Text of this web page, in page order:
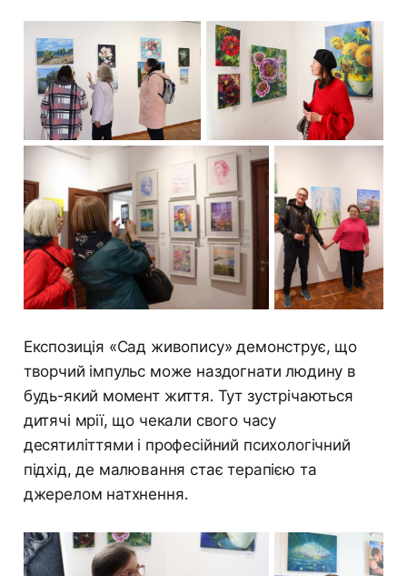
Експозиція «Сад живопису» демонструє, що
творчий імпульс може наздогнати людину в
будь-який момент життя. Тут зустрічаються
дитячі мрії, що чекали свого часу
десятиліттями і професійний психологічний
підхід, де малювання стає терапією та
джерелом натхнення.